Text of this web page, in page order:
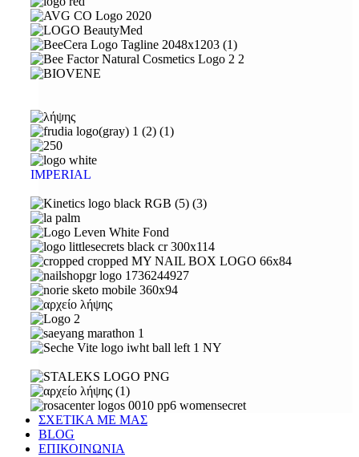
IMPERIAL
ΣΧΕΤΙΚΑ ΜΕ ΜΑΣ
BLOG
ΕΠΙΚΟΙΝΩΝΙΑ